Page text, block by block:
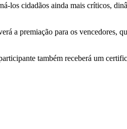
los cidadãos ainda mais críticos,
a premiação para os vencedores,
também receberá um